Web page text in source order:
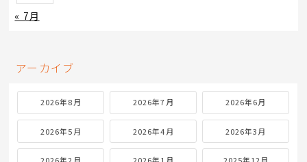
3
17
18
24
25 27 29
31
« 7月